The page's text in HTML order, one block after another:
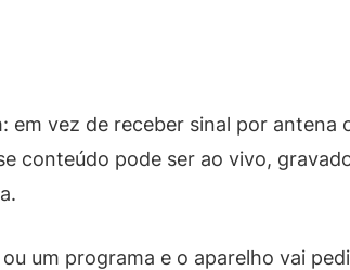
em vez de receber sinal por antena
conteúdo pode ser ao vivo,
um programa e o aparelho vai